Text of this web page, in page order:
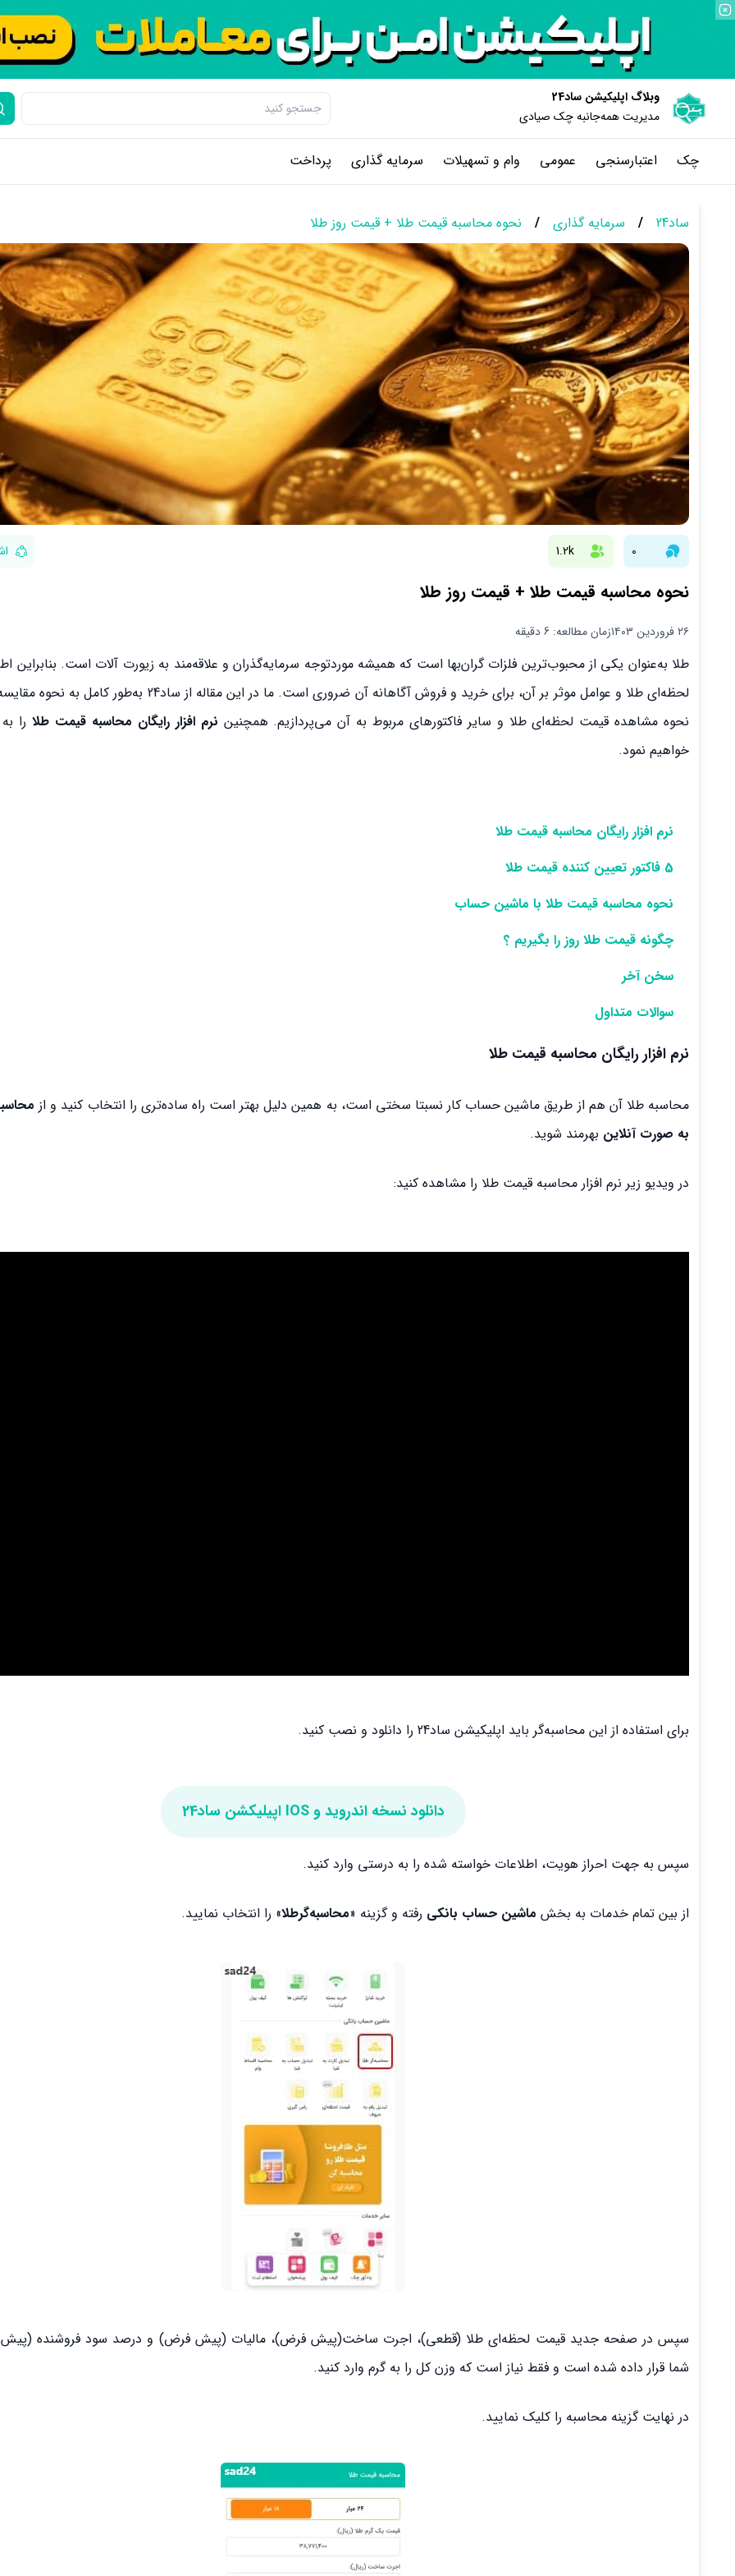
وبلاگ اپلیکیشن ساد24
مدیریت همه‌جانبه چک‌ صیادی
چک اعتبارسنجی عمومی وام و تسهیلات سرمایه گذاری پرداخت
ساد24 / سرمایه گذاری / نحوه محاسبه قیمت طلا + قیمت روز طلا
0
1.2k
نحوه محاسبه قیمت طلا + قیمت روز طلا
۲۶ فروردین ۱۴۰۳ زمان مطالعه: 6 دقیقه
طلا به‌عنوان یکی از محبوب‌ترین فلزات گران‌بها است که همیشه موردتوجه سرمایه‌گذران و علاقه‌مند به زیورت آلات است. بنابراین
لحظه‌ای طلا و عوامل موثر بر آن، برای خرید و فروش آگاهانه آن ضروری است. ما در این مقاله از
نحوه مشاهده قیمت لحظه‌ای طلا و سایر فاکتور‌های مربوط به آن می‌پردازیم. همچنین نرم افزار رایگان محاسبه قیمت طلارا
خواهیم نمود.
نرم افزار رایگان محاسبه قیمت طلا
5 فاکتور تعیین کننده قیمت طلا
نحوه محاسبه قیمت طلا با ماشین حساب
چگونه قیمت طلا روز را بگیریم ؟
سخن آخر
سوالات متداول
نرم افزار رایگان محاسبه قیمت طلا
محاسبه طلا آن هم از طریق ماشین حساب کار نسبتا سختی است، به همین دلیل بهتر است راه ساده‌تری را انتخاب کنید و از
به صورت آنلاین بهرمند شوید.
در ویدیو زیر نرم افزار محاسبه قیمت طلا را مشاهده کنید:
برای استفاده از این محاسبه‌گر باید اپلیکیشن ساد24 را دانلود و نصب کنید.
دانلود نسخه اندروید و IOS اپیلیکشن ساد24
سپس به جهت احراز هویت، اطلاعات خواسته شده را به درستی وارد کنید.
از بین تمام خدمات به بخش ماشین حساب بانکی رفته و گزینه «محاسبه‌گرطلا» را انتخاب نمایید.
سپس در صفحه جدید قیمت لحظه‌ای طلا (قطعی)، اجرت ساخت(پیش فرض)، مالیات (پیش فرض) و درصد سود فروشنده
شما قرار داده شده است و فقط نیاز است که وزن کل را به گرم وارد کنید.
در نهایت گزینه محاسبه را کلیک نمایید.